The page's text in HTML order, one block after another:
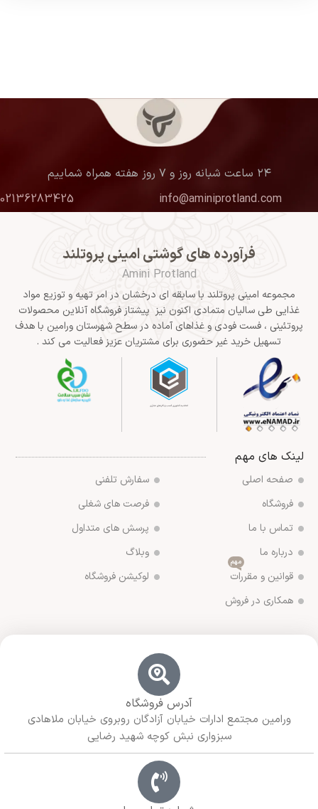
۲۴ ساعت شبانه روز و ۷ روز هفته همراه شماییم
info@aminiprotland.com
02136283425
فرآورده های گوشتی امینی پروتلند
Amini Protland
مجموعه امینی پروتلند با سابقه ای درخشان در امر تهیه و توزیع مواد
غذایی طی سالیان متمادی اکنون نیز پیشتاز فروشگاه آنلاین محصولات
پروتئینی ، فست فودی و غذاهای آماده در سطح شهرستان ورامین با هدف
تسهیل خرید غیر حضوری برای مشتریان عزیز فعالیت می کند .
لینک های مهم
صفحه اصلی
فروشگاه
تماس با ما
درباره ما
قوانین و مقررات
مهم
همکاری در فروش
سفارش تلفنی
فرصت های شغلی
پرسش های متداول
وبلاگ
لوکیشن فروشگاه
آدرس فروشگاه
ورامین مجتمع ادارات خیابان آزادگان روبروی خیابان ملاهادی
سبزواری نبش کوچه شهید رضایی